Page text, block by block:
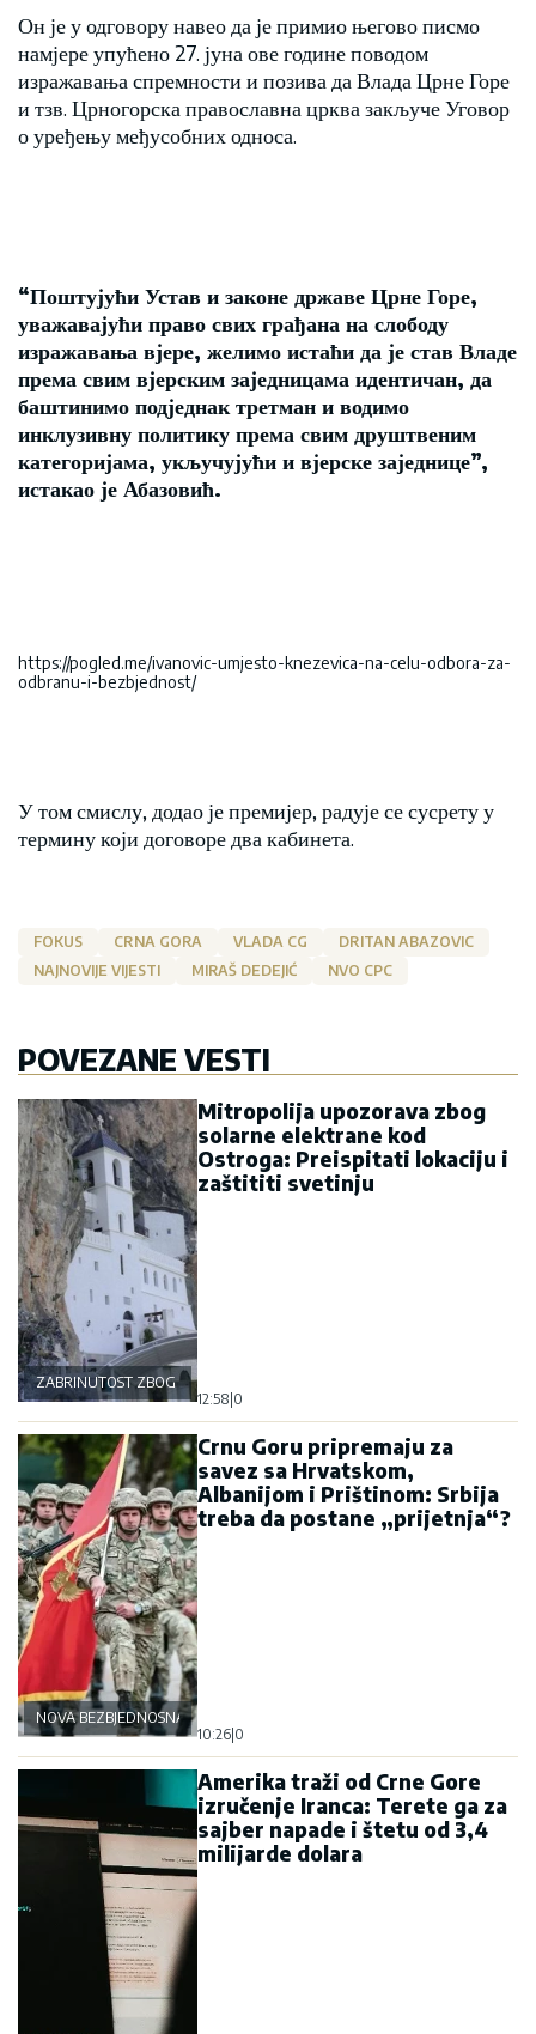
Он је у одговору навео да је примио његово писмо
намјере упућено 27. јуна ове године поводом
изражавања спремности и позива да Влада Црне Горе
и тзв. Црногорска православна црква закључе Уговор
о уређењу међусобних односа.
“Поштујући Устав и законе државе Црне Горе,
уважавајући право свих грађана на слободу
изражавања вјере, желимо истаћи да је став Владе
према свим вјерским заједницама идентичан, да
баштинимо подједнак третман и водимо
инклузивну политику према свим друштвеним
категоријама, укључујући и вјерске заједнице”,
истакао је Абазовић.
https://pogled.me/ivanovic-umjesto-knezevica-na-celu-odbora-za-
odbranu-i-bezbjednost/
У том смислу, додао је премијер, радује се сусрету у
термину који договоре два кабинета.
FOKUS CRNA GORA VLADA CG
DRITAN ABAZOVIC
NAJNOVIJE VIJESTI
MIRAŠ DEDEJIĆ NVO CPC
POVEZANE VESTI
ZABRINUTOST ZBOG OSTROGA
Mitropolija upozorava zbog
solarne elektrane kod
Ostroga: Preispitati lokaciju i
zaštititi svetinju
12:58 0
NOVA BEZBJEDNOSNA OSOVINA
Crnu Goru pripremaju za
savez sa Hrvatskom,
Albanijom i Prištinom: Srbija
treba da postane „prijetnja“?
10:26 0
Amerika traži od Crne Gore
izručenje Iranca: Terete ga za
sajber napade i štetu od 3,4
milijarde dolara